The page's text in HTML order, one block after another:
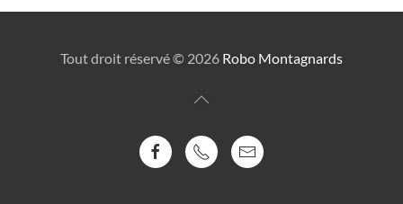
Tout droit réservé © 2026 Robo Montagnards